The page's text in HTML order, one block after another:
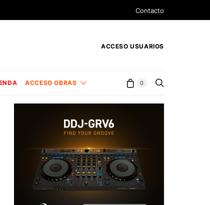
Contacto
ACCESO USUARIOS
ACCESO OBRAS 0